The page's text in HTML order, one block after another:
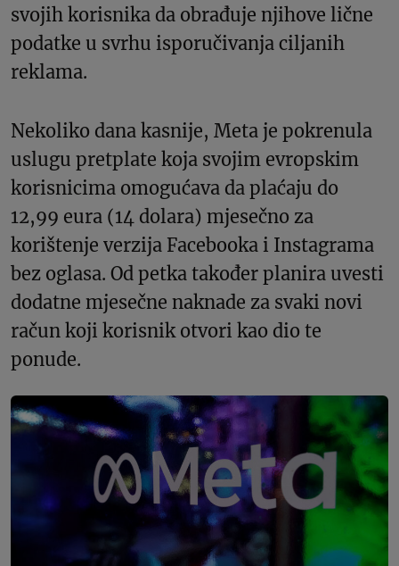
svojih korisnika da obrađuje njihove lične
podatke u svrhu isporučivanja ciljanih
reklama.
Nekoliko dana kasnije, Meta je pokrenula
uslugu pretplate koja svojim evropskim
korisnicima omogućava da plaćaju do
12,99 eura (14 dolara) mjesečno za
korištenje verzija Facebooka i Instagrama
bez oglasa. Od petka također planira uvesti
dodatne mjesečne naknade za svaki novi
račun koji korisnik otvori kao dio te
ponude.